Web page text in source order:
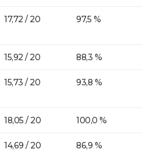
17,72 / 20 97,5 %
15,92 / 20 88,3 %
15,73 / 20 93,8 %
18,05 / 20 100,0 %
14,69 / 20 86,9 %